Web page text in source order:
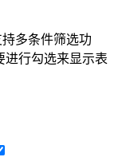
多条件筛选功
进行勾选来显示表